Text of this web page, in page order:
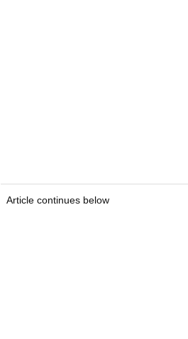
Article continues below